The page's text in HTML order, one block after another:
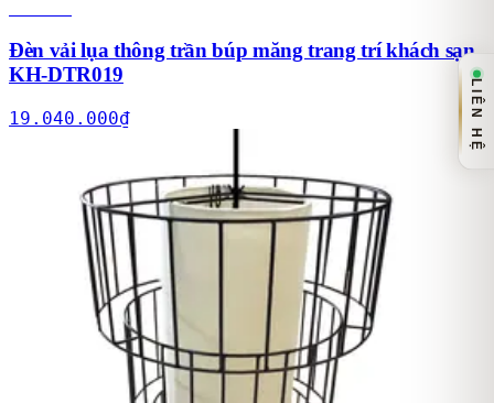
Đèn vải lụa thông trần búp măng trang trí khách sạn
KH-DTR019
19.040.000₫ LIÊN HỆ